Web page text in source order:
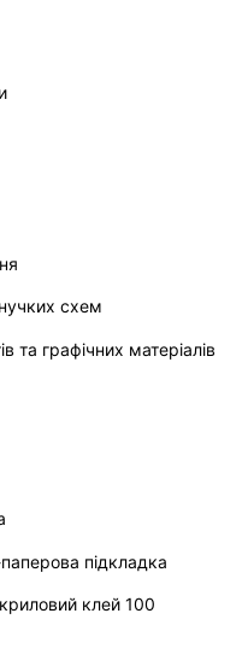
схем
та графічних матеріалів
підкладка
клей 100